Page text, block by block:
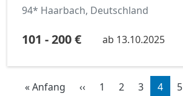
94* Haarbach, Deutschland
101 - 200 € ab 13.10.2025
Seitennummerierung
« Anfang Erste Seite
‹‹ Vorherige Seite
1 2 3 4 5